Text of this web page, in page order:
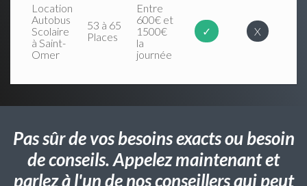
Location
Autobus
Scolaire
à Saint-
Omer
53 à 65
Places
Entre
600€ et
1500€
la
journée
✓ X
Pas sûr de vos besoins exacts ou besoin
de conseils. Appelez maintenant et
parlez à l'un de nos conseillers qui peut